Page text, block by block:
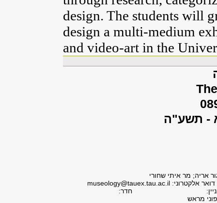
design. The students will
design a multi-medium
and video-art in the
- תשע"ה
אריה; מר איתי שחורי
דואר אלקטרוני: museology@tauex.tau.ac.il
חדר:
מראש